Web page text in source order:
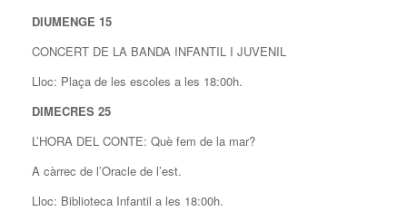
DIUMENGE 15
CONCERT DE LA BANDA INFANTIL I JUVENIL
Lloc: Plaça de les escoles a les 18:00h.
DIMECRES 25
L’HORA DEL CONTE: Què fem de la mar?
A càrrec de l’Oracle de l’est.
Lloc: Biblioteca Infantil a les 18:00h.